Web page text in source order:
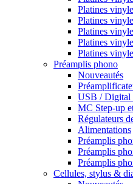
Platines
Platines
Platines
Platines
Platines
Préamplis phono
Nouveautés
USB / Digital
MC Step-up
Régulateurs
Alimentations
Préamplis
Préamplis
Préamplis
Cellules, stylus &